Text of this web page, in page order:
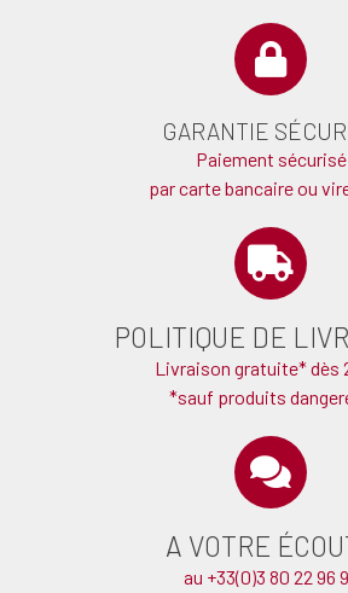
GARANTIE
Paiement sécurisé
par carte bancaire ou
POLITIQUE DE
Livraison gratuite* dès
*sauf produits
A VOTRE
au +33(0)3 80 22 96